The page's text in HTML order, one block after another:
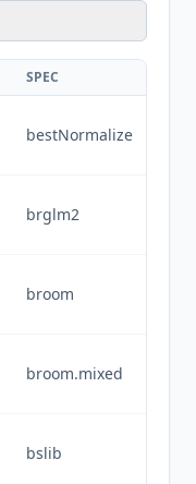
SPEC
bestNormalize
brglm2
broom
broom.mixed
bslib